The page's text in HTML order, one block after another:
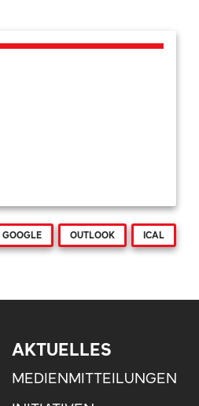
GOOGLE OUTLOOK ICAL
AKTUELLES
MEDIENMITTEILUNGEN